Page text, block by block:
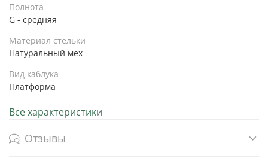
Полнота
G - средняя
Материал стельки
Натуральный мех
Вид каблука
Платформа
Все характеристики
Отзывы